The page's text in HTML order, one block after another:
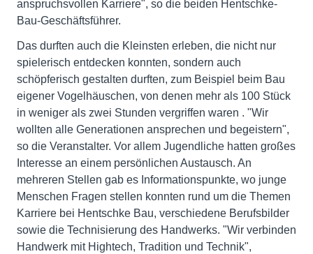
anspruchsvollen Karriere", so die beiden Hentschke-
Bau-Geschäftsführer.
Das durften auch die Kleinsten erleben, die nicht nur
spielerisch entdecken konnten, sondern auch
schöpferisch gestalten durften, zum Beispiel beim Bau
eigener Vogelhäuschen, von denen mehr als 100 Stück
in weniger als zwei Stunden vergriffen waren . "Wir
wollten alle Generationen ansprechen und begeistern",
so die Veranstalter. Vor allem Jugendliche hatten großes
Interesse an einem persönlichen Austausch. An
mehreren Stellen gab es Informationspunkte, wo junge
Menschen Fragen stellen konnten rund um die Themen
Karriere bei Hentschke Bau, verschiedene Berufsbilder
sowie die Technisierung des Handwerks. "Wir verbinden
Handwerk mit Hightech, Tradition und Technik",